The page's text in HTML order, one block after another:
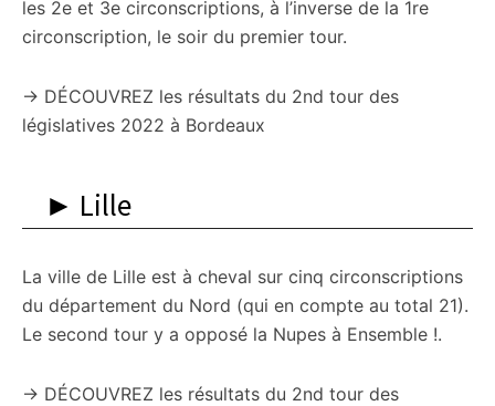
les 2e et 3e circonscriptions, à l’inverse de la 1re
circonscription, le soir du premier tour.
→ DÉCOUVREZ les résultats du 2nd tour des
législatives 2022 à Bordeaux
► Lille
La ville de Lille est à cheval sur cinq circonscriptions
du département du Nord (qui en compte au total 21).
Le second tour y a opposé la Nupes à Ensemble !.
→ DÉCOUVREZ les résultats du 2nd tour des